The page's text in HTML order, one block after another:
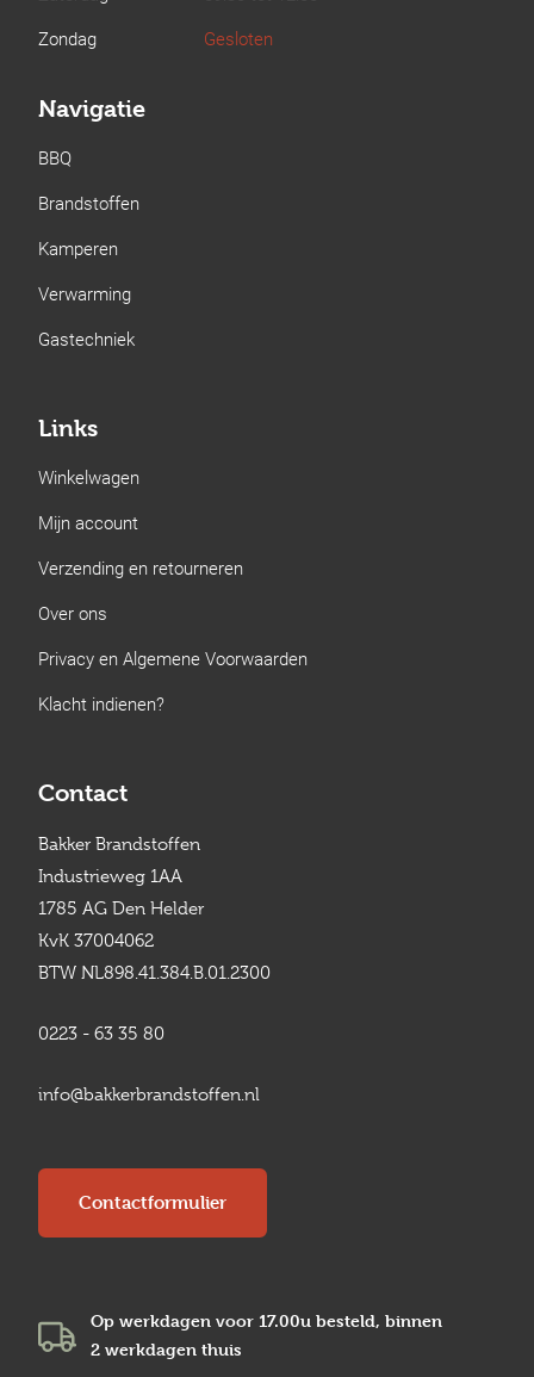
Zondag
Gesloten
Navigatie
BBQ
Brandstoffen
Kamperen
Verwarming
Gastechniek
Links
Winkelwagen
Mijn account
Verzending en retourneren
Over ons
Privacy en Algemene Voorwaarden
Klacht indienen?
Contact
Bakker Brandstoffen
Industrieweg 1AA
1785 AG Den Helder
KvK 37004062
BTW NL898.41.384.B.01.2300
0223 - 63 35 80
info@bakkerbrandstoffen.nl
Contactformulier
Op werkdagen voor 17.00u besteld, binnen
2 werkdagen thuis